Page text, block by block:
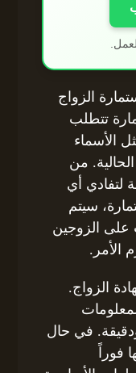
الزواج
تتطلب
الأسماء
الحالية. من
لتفادي أي
سيتم
على الزوجين
الأمر.
الزواج.
في حال
فوراً